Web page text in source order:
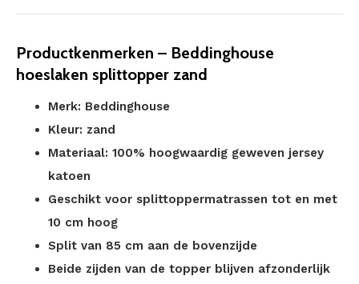
Productkenmerken – Beddinghouse
hoeslaken splittopper zand
Merk: Beddinghouse
Kleur: zand
Materiaal: 100% hoogwaardig geweven jersey
katoen
Geschikt voor splittoppermatrassen tot en met
10 cm hoog
Split van 85 cm aan de bovenzijde
Beide zijden van de topper blijven afzonderlijk